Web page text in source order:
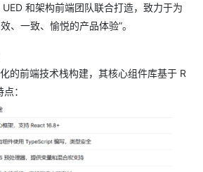
和架构前端团队联合打造，致力于为
、一致、愉悦的产品体验”。
的前端技术栈构建，其核心组件库基于 R
：